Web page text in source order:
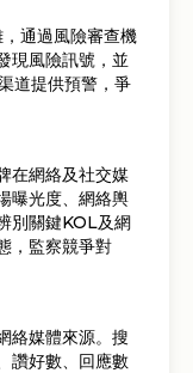
通過風險審查機
現風險訊號，並
道提供預警，爭
在網絡及社交媒
曝光度、網絡輿
別關鍵KOL及網
，監察競爭對
絡媒體來源。搜
讚好數、回應數